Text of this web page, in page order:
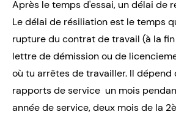
Après le temps d'essai, un délai de
Le délai de résiliation est le temps
rupture du contrat de travail (à la
lettre de démission ou de
où tu arrêtes de travailler. Il dépend
rapports de service un mois
année de service, deux mois de la